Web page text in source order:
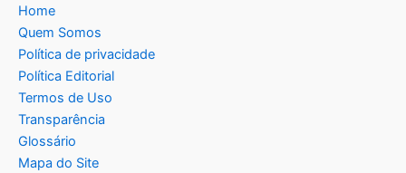
Home
Quem Somos
Política de privacidade
Política Editorial
Termos de Uso
Transparência
Glossário
Mapa do Site